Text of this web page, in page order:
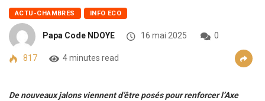
ACTU-CHAMBRES INFO ECO
Papa Code NDOYE 16 mai 2025 0
817 4 minutes read
De nouveaux jalons viennent d’être posés pour renforcer l’Axe